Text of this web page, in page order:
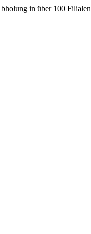
in über 100 Filialen